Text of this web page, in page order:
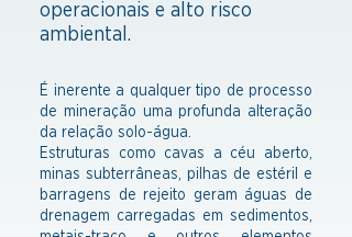
operacionais e alto risco
ambiental.
É inerente a qualquer tipo de processo
de mineração uma profunda alteração
da relação solo-água.
Estruturas como cavas a céu aberto,
minas subterrâneas, pilhas de estéril e
barragens de rejeito geram águas de
drenagem carregadas em sedimentos,